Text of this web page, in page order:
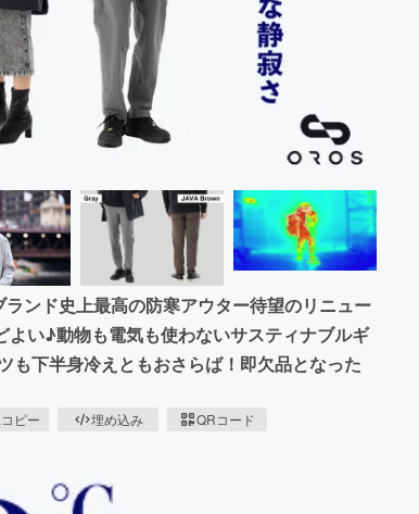
CAMPFIRE for Social Good
CAMPFIREふるさと納税machi-ya
ンド史上最高の防寒アウター待望のリニュー
い♪動物も電気も使わないサスティナブルギ
も下半身冷えともおさらば！即欠品となった
ピー 埋め込み QRコード